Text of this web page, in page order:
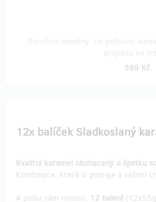
599 Kč
12x balíček Sladkoslaný
Kvalitní karamel obohacený o špetku
Kombinace, která si pohraje s vašimi
A pošlu vám rovnou 12 balení